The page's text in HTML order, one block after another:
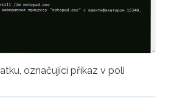
označující příkaz v poli